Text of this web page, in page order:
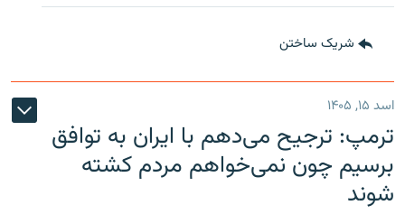
شریک ساختن
اسد ۱۵, ۱۴۰۵
ترمپ: ترجیح می‌دهم با ایران به توافق
برسیم چون نمی‌خواهم مردم کشته
شوند